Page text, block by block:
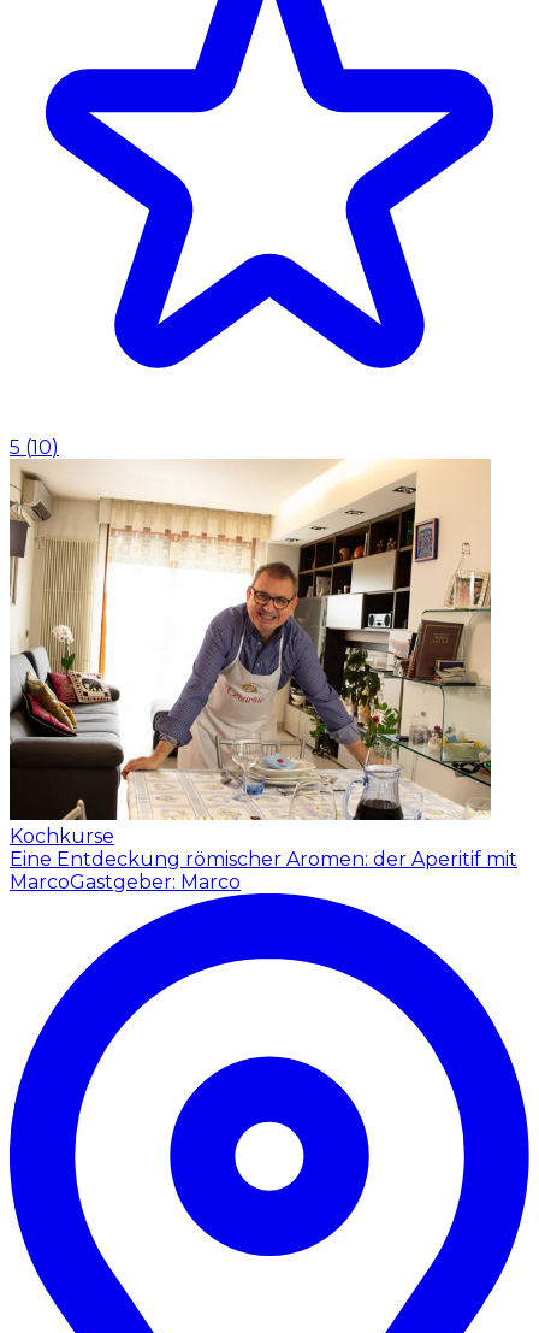
5 (10)
Kochkurse
Eine Entdeckung römischer Aromen: der Aperitif mit
MarcoGastgeber: Marco